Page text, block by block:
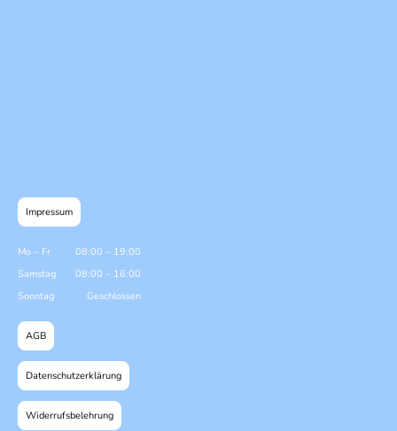
Impressum
Mo – Fr 08:00 – 19:00
Samstag
08:00 – 16:00
Sonntag
Geschlossen
AGB
Datenschutzerklärung
Widerrufsbelehrung